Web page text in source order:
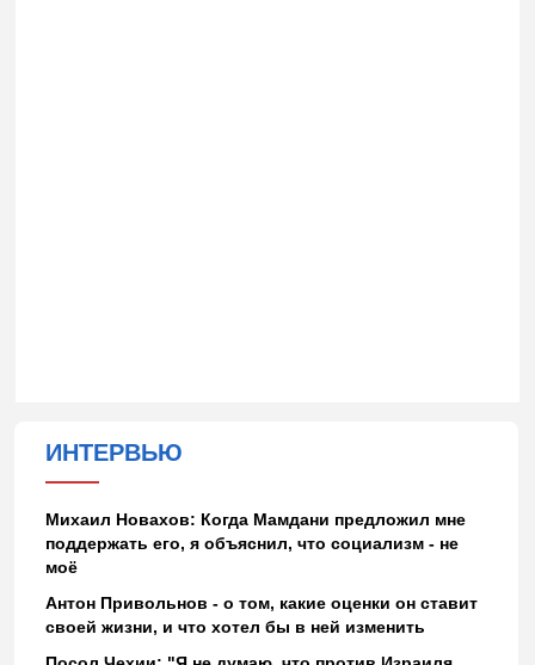
ИНТЕРВЬЮ
Михаил Новахов: Когда Мамдани предложил мне
поддержать его, я объяснил, что социализм - не
моё
Антон Привольнов - о том, какие оценки он ставит
своей жизни, и что хотел бы в ней изменить